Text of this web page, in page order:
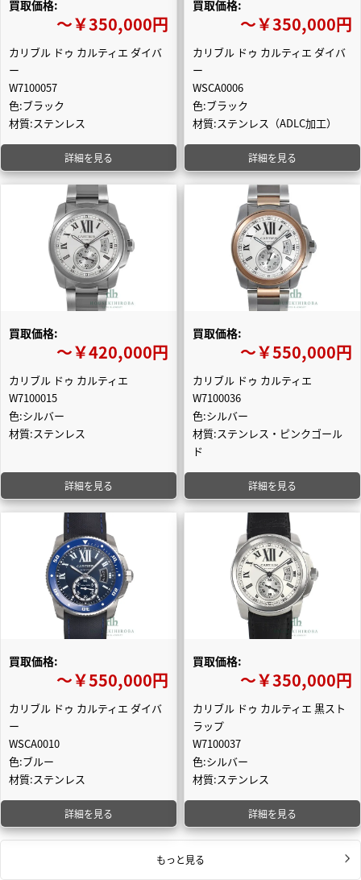
買取価格:
〜￥350,000円
カリブル ドゥ カルティエ ダイバ
ー
W7100057
色:ブラック
材質:ステンレス
詳細を見る
買取価格:
〜￥350,000円
カリブル ドゥ カルティエ ダイバ
ー
WSCA0006
色:ブラック
材質:ステンレス（ADLC加工）
詳細を見る
買取価格:
〜￥420,000円
カリブル ドゥ カルティエ
W7100015
色:シルバー
材質:ステンレス
詳細を見る
買取価格:
〜￥550,000円
カリブル ドゥ カルティエ
W7100036
色:シルバー
材質:ステンレス・ピンクゴール
ド
詳細を見る
買取価格:
〜￥550,000円
カリブル ドゥ カルティエ ダイバ
ー
WSCA0010
色:ブルー
材質:ステンレス
詳細を見る
買取価格:
〜￥350,000円
カリブル ドゥ カルティエ 黒スト
ラップ
W7100037
色:シルバー
材質:ステンレス
詳細を見る
もっと見る